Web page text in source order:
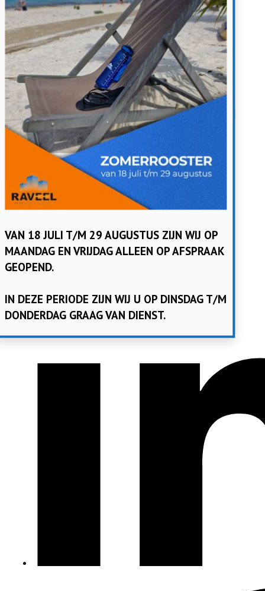
VAN 18 JULI T/M 29 AUGUSTUS ZIJN WIJ OP
MAANDAG EN VRIJDAG ALLEEN OP AFSPRAAK
GEOPEND.
IN DEZE PERIODE ZIJN WIJ U OP DINSDAG T/M
DONDERDAG GRAAG VAN DIENST.